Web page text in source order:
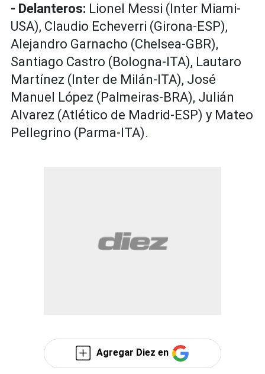
- Delanteros: Lionel Messi (Inter Miami-
USA), Claudio Echeverri (Girona-ESP),
Alejandro Garnacho (Chelsea-GBR),
Santiago Castro (Bologna-ITA), Lautaro
Martínez (Inter de Milán-ITA), José
Manuel López (Palmeiras-BRA), Julián
Alvarez (Atlético de Madrid-ESP) y Mateo
Pellegrino (Parma-ITA).
Agregar Diez en